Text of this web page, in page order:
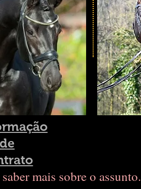
de
mais sobre o assunto.